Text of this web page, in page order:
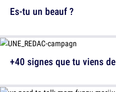
Es-tu un beauf ?
+40 signes que tu viens